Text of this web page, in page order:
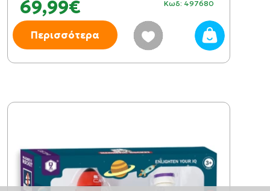
69,99€ Κωδ: 497680
Περισσότερα